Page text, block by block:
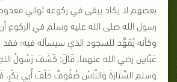
بعضهم لا يكاد يبقى في ركوعه ثواني
رسول الله صلى الله عليه وسلم في الركوع
وكأنه يُمَهِّد للسجود الذي سيسأله فيه؛
عَبَّاسٍ رضي الله عنهما، قَالَ: كَشَفَ رَسُولُ
وسلم السِّتَارَةَ وَالنَّاسُ صُفُوفٌ خَلْفَ أَبِي بَكْرٍ،